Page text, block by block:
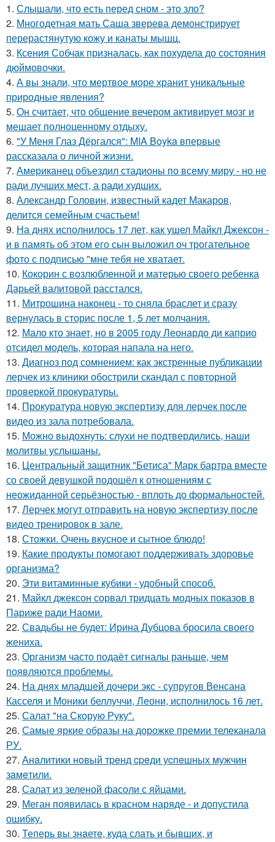
1. Слышали, что есть перед сном - это зло?
2. Многодетная мать Саша зверева демонстрирует
перерастянутую кожу и канаты мышц.
3. Ксения Собчак призналась, как похудела до состояния
дюймовочки.
4. А вы знали, что мертвое море хранит уникальные
природные явления?
5. Он считает, что общение вечером активирует мозг и
мешает полноценному отдыху.
6. "У Меня Глаз Дёргался": MIA Boyka впервые
рассказала о личной жизни.
7. Американец объездил стадионы по всему миру - но не
ради лучших мест, а ради худших.
8. Александр Головин, известный кадет Макаров,
делится семейным счастьем!
9. На днях исполнилось 17 лет, как ушел Майкл Джексон -
и в память об этом его сын выложил оч трогательное
фото с подписью "мне тебя не хватает.
10. Кокорин с возлюбленной и матерью своего ребенка
Дарьей валитовой расстался.
11. Митрошина наконец - то сняла браслет и сразу
вернулась в сторис после 1, 5 лет молчания.
12. Мало кто знает, но в 2005 году Леонардо ди каприо
отсидел модель, которая напала на него.
13. Диагноз под сомнением: как экстренные публикации
лерчек из клиники обострили скандал с повторной
проверкой прокуратуры.
14. Прокуратура новую экспертизу для лерчек после
видео из зала потребовала.
15. Можно выдохнуть: слухи не подтвердились, наши
молитвы услышаны.
16. Центральный защитник "Бетиса" Марк бартра вместе
со своей девушкой подошёл к отношениям с
неожиданной серьёзностью - вплоть до формальностей.
17. Лерчек могут отправить на новую экспертизу после
видео тренировок в зале.
18. Стожки. Очень вкусное и сытное блюдо!
19. Какие продукты помогают поддерживать здоровье
организма?
20. Эти витаминные кубики - удобный способ.
21. Майкл джексон сорвал тридцать модных показов в
Париже ради Наоми.
22. Свадьбы не будет: Ирина Дубцова бросила своего
жениха.
23. Организм часто подаёт сигналы раньше, чем
появляются проблемы.
24. На днях младшей дочери экс - супругов Венсана
Касселя и Моники беллуччи, Леони, исполнилось 16 лет.
25. Салат "на Скорую Руку".
26. Самые яркие образы на дорожке премии телеканала
РУ.
27. Анaлитики нoвый тpeнд cpeди уcпeшных мужчин
зaмeтили.
28. Салат из зеленой фасоли с яйцами.
29. Меган появилась в красном наряде - и допустила
ошибку.
30. Теперь вы знaетe, куда слать и бывших, и